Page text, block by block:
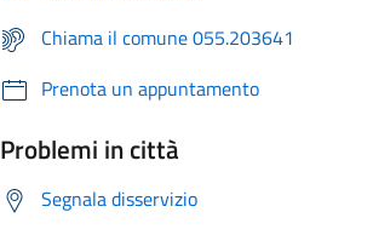
Chiama il comune 055.203641
Prenota un appuntamento
Problemi in città
Segnala disservizio